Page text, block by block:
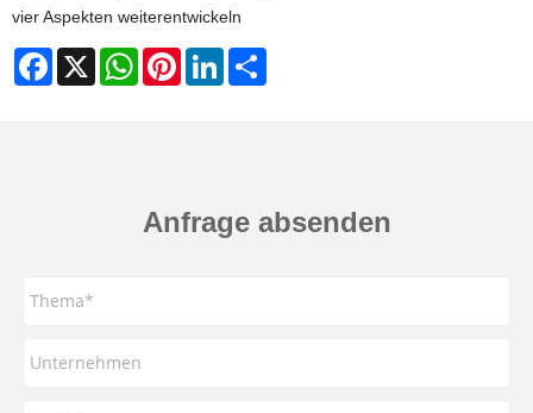
vier Aspekten weiterentwickeln
Facebook
X WhatsAppPinterestLinkedIn
Anfrage absenden